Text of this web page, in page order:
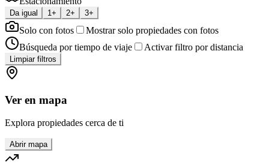
Da igual 1+ 2+ 3+
Solo con fotos
Mostrar solo propiedades con fotos
Búsqueda por tiempo de viaje
Activar filtro por distancia
Limpiar filtros
Ver en mapa
Explora propiedades cerca de ti
Abrir mapa